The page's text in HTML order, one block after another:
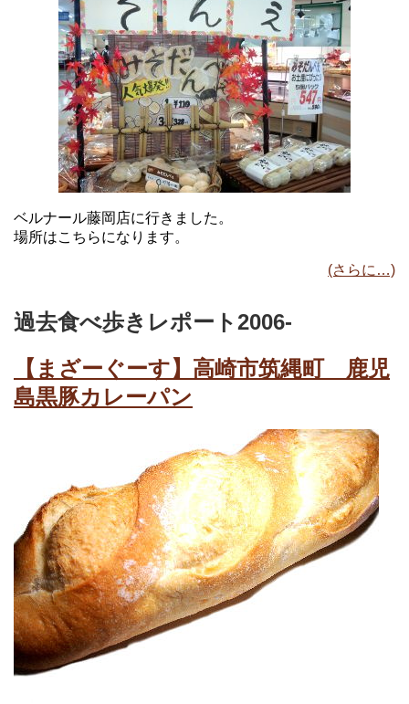
ベルナール藤岡店に行きました。
場所はこちらになります。
(さらに…)
過去食べ歩きレポート2006-
【まざーぐーす】高崎市筑縄町 鹿児
島黒豚カレーパン